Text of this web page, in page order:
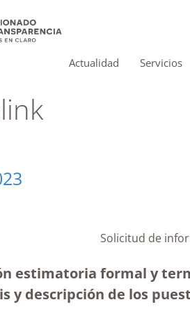
Actualidad Servicios
Solicitud de
estimatoria formal y
y descripción de los